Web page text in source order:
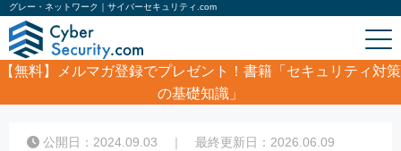
グレー・ネットワーク｜サイバーセキュリティ.com
【無料】
メルマガ登録でプレゼント！書籍「セキュリティ対策
の基礎知識」
グレー・ネットワーク
公開日：2024.09.03 ｜ 最終更新日：2026.06.09